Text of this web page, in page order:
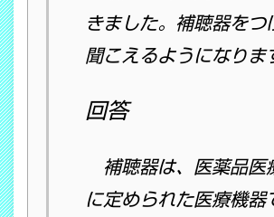
きました。補聴器をつ
聞こえるようになりま
回答
補聴器は、医薬品医
に定められた医療機器